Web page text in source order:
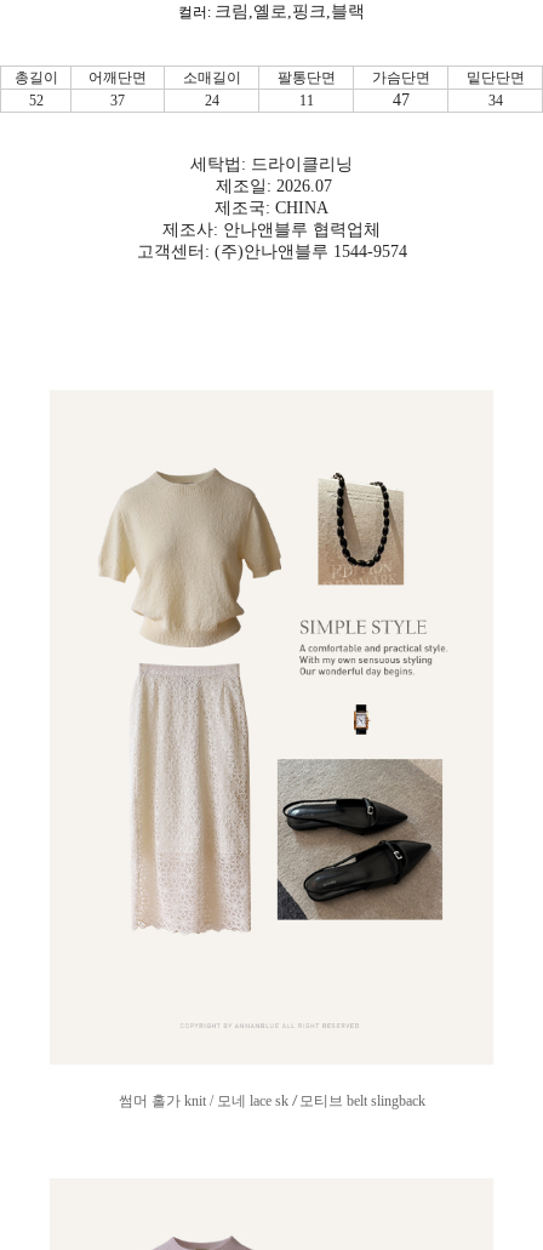
컬러: 크림,옐로,핑크,블랙
총길이 어깨단면 소매길이 팔통단면 가슴단면
밑단단면
52
37 24 11 47 34
세탁법: 드라이클리닝
제조일: 2026.07
제조국: CHINA
제조사: 안나앤블루 협력업체
고객센터: (주)안나앤블루 1544-9574
썸머 홀가 knit / 모네 lace sk /모티브 belt slingback